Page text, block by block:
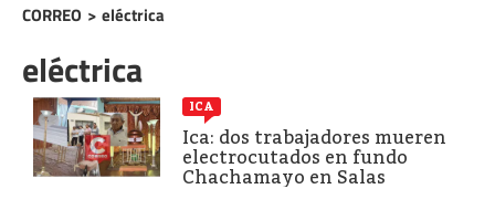
CORREO > eléctrica
eléctrica
ICA
Ica: dos trabajadores mueren
electrocutados en fundo
Chachamayo en Salas